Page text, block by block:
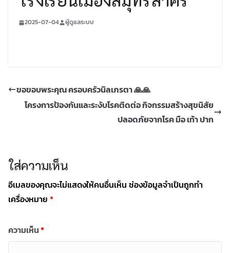
2025-07-04 ผู้ดูแลระบบ
ขอขอบพระคุณ ครอบครัวนิลเภรตา 🙏🙏
โครงการป้องกันและระงับโรคติดต่อ กิจกรรมสร้างสุขนิสัย
ปลอดภัยจากโรค มือ เท้า ปาก
ใส่ความเห็น
อีเมลของคุณจะไม่แสดงให้คนอื่นเห็น ช่องข้อมูลจำเป็นถูกทำ
เครื่องหมาย *
ความเห็น*